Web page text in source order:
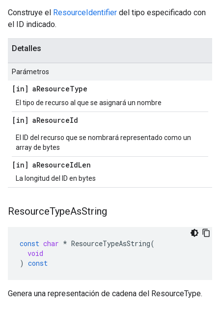
Construye el ResourceIdentifier del tipo especificado con
el ID indicado.
Detalles
Parámetros
[in] aResourceType
El tipo de recurso al que se asignará un nombre
[in] aResourceId
El ID del recurso que se nombrará representado como un
array de bytes
[in] aResourceIdLen
La longitud del ID en bytes
ResourceTypeAsString
const char * ResourceTypeAsString(
void
) const
Genera una representación de cadena del ResourceType.